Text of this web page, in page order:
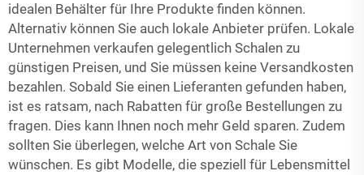
idealen Behälter für Ihre Produkte finden können.
Alternativ können Sie auch lokale Anbieter prüfen. Lokale
Unternehmen verkaufen gelegentlich Schalen zu
günstigen Preisen, und Sie müssen keine Versandkosten
bezahlen. Sobald Sie einen Lieferanten gefunden haben,
ist es ratsam, nach Rabatten für große Bestellungen zu
fragen. Dies kann Ihnen noch mehr Geld sparen. Zudem
sollten Sie überlegen, welche Art von Schale Sie
wünschen. Es gibt Modelle, die speziell für Lebensmittel